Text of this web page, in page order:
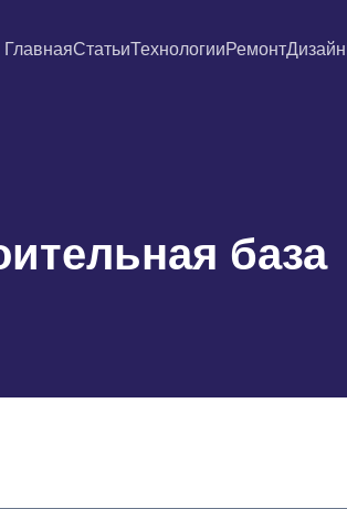
ГлавнаяСтатьиТехнологииРемонтДизайн
база